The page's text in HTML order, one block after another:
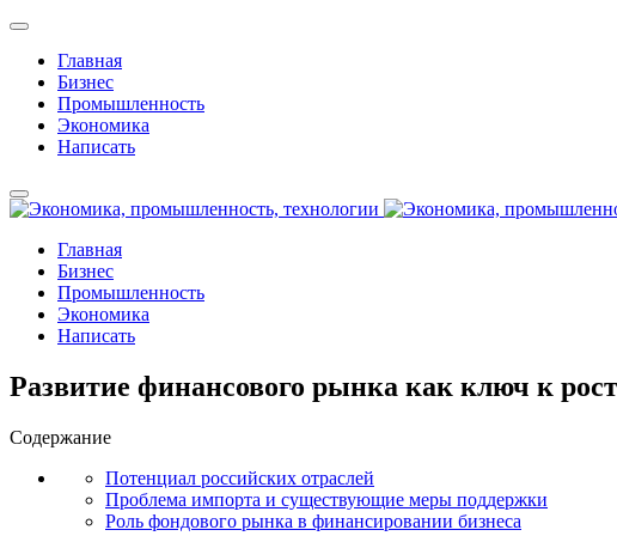
Главная
Бизнес
Промышленность
Экономика
Написать
Главная
Бизнес
Промышленность
Экономика
Написать
Развитие финансового рынка как ключ к
Содержание
Потенциал российских отраслей
Проблема импорта и существующие меры поддержки
Роль фондового рынка в финансировании бизнеса